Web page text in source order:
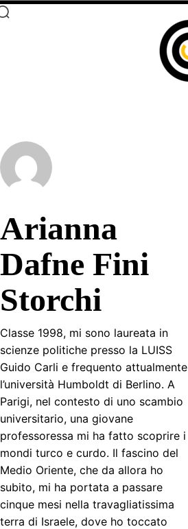
Arianna
Dafne Fini
Storchi
Classe 1998, mi sono laureata in
scienze politiche presso la LUISS
Guido Carli e frequento attualmente
l’università Humboldt di Berlino. A
Parigi, nel contesto di uno scambio
universitario, una giovane
professoressa mi ha fatto scoprire i
mondi turco e curdo. Il fascino del
Medio Oriente, che da allora ho
subito, mi ha portata a passare
cinque mesi nella travagliatissima
terra di Israele, dove ho toccato